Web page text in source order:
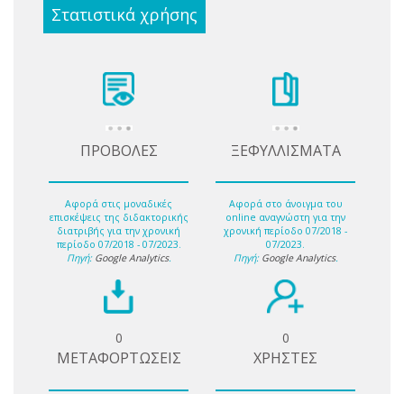
Στατιστικά χρήσης
ΠΡΟΒΟΛΕΣ
Αφορά στις μοναδικές
επισκέψεις της διδακτορικής
διατριβής για την χρονική
περίοδο 07/2018 - 07/2023.
Πηγή: Google Analytics.
ΞΕΦΥΛΛΙΣΜΑΤΑ
Αφορά στο άνοιγμα του
online αναγνώστη για την
χρονική περίοδο 07/2018 -
07/2023.
Πηγή: Google Analytics.
0
ΜΕΤΑΦΟΡΤΩΣΕΙΣ
0
ΧΡΗΣΤΕΣ